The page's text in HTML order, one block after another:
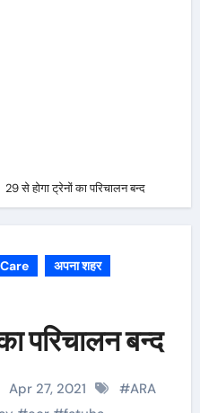
29 से होगा ट्रेनों का परिचालन बन्द
अपना शहर
परिचालन बन्द
Apr 27, 2021 #ARA